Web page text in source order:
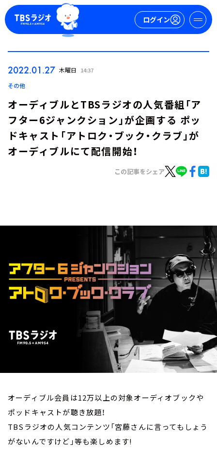
ログイン
お知らせ
2022.01.27 木曜日 14:37
その他
オーディブルとTBSラジオの人気番組「ア
フター6ジャンクション」が企画する ポッ
ドキャスト「アトロク・ブック・クラブ」が
オーディブルにて配信開始！
この記事をシェア
オーディブル会員は12万以上の対象オーディオブックや
ポッドキャストが聴き放題！
TBSラジオの人気コンテンツ「宮藤さんに言ってもしょう
がないんですけど」等も楽しめます!